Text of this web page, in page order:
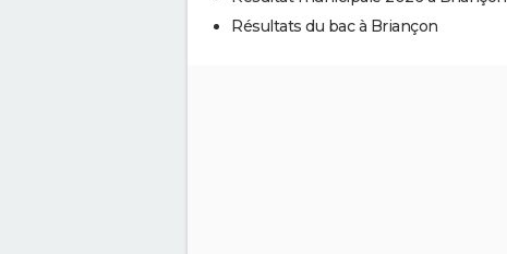
Résultats du bac à Briançon